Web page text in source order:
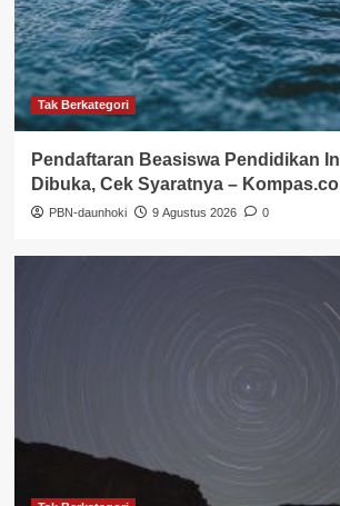
Tak Berkategori
Pendaftaran Beasiswa Pendidikan
Dibuka, Cek Syaratnya –
PBN-daunhoki 9 Agustus 2026 0